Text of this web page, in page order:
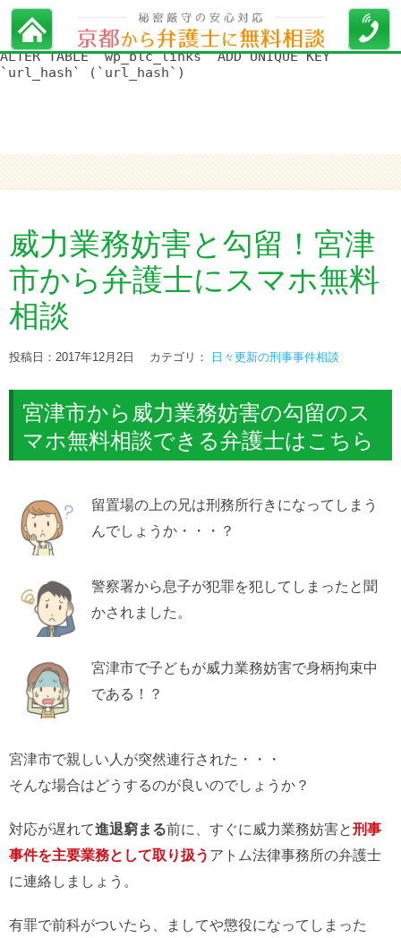
WordPress データベースエラー:[Duplicate entry '' for key
'url_hash']
ALTER TABLE `wp_blc_links` ADD UNIQUE KEY
`url_hash` (`url_hash`)
威力業務妨害と勾留！宮津
市から弁護士にスマホ無料
相談
投稿日：2017年12月2日 カテゴリ： 日々更新の刑事事件相談
宮津市から威力業務妨害の勾留のス
マホ無料相談できる弁護士はこちら
留置場の上の兄は刑務所行きになってしまう
んでしょうか・・・？
警察署から息子が犯罪を犯してしまったと聞
かされました。
宮津市で子どもが威力業務妨害で身柄拘束中
である！？
宮津市で親しい人が突然連行された・・・
そんな場合はどうするのが良いのでしょうか？
対応が遅れて進退窮まる前に、すぐに威力業務妨害と刑事
事件を主要業務として取り扱う アトム法律事務所の弁護士
に連絡しましょう。
有罪で前科がついたら、ましてや懲役になってしまった